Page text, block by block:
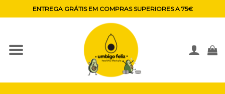
to
ENTREGA GRÁTIS EM COMPRAS SUPERIORES A 75€